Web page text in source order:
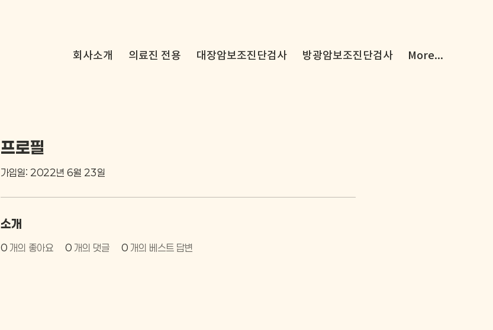
회사소개 의료진 전용 대장암보조진단검사 방광암보조진단검사 More...
프로필
가입일: 2022년 6월 23일
소개
0 개의 좋아요 0 개의 댓글 0 개의 베스트 답변